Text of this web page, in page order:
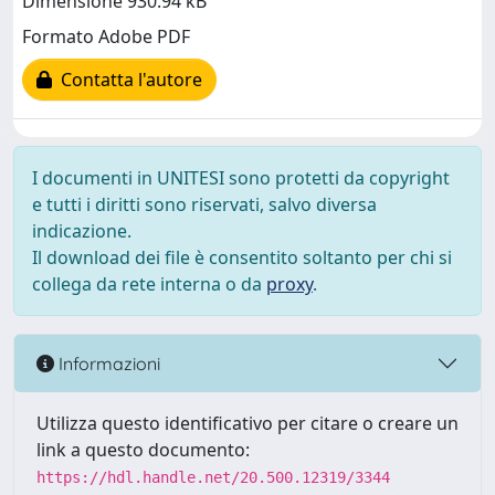
Formato Adobe PDF
Contatta l'autore
I documenti in UNITESI sono protetti da copyright
e tutti i diritti sono riservati, salvo diversa
indicazione.
Il download dei file è consentito soltanto per chi si
collega da rete interna o da proxy.
Informazioni
Utilizza questo identificativo per citare o creare un
link a questo documento:
https://hdl.handle.net/20.500.12319/3344